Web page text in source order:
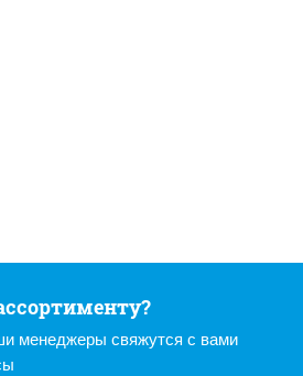
менеджеры свяжутся с вами